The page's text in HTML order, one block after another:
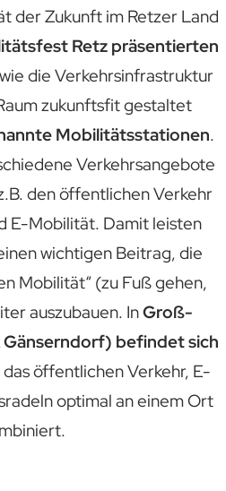
der Zukunft im Retzer Land
Retz präsentierten
die Verkehrsinfrastruktur
zukunftsfit gestaltet
Mobilitätsstationen.
Verkehrs­angebote
den öffentlichen Verkehr
E-Mobilität. Damit leisten
wichtigen Beitrag, die
Mobilität“ (zu Fuß gehen,
auszubauen. InGroß-
befindet sich
das öffentlichen Verkehr, E-
optimal an einem Ort